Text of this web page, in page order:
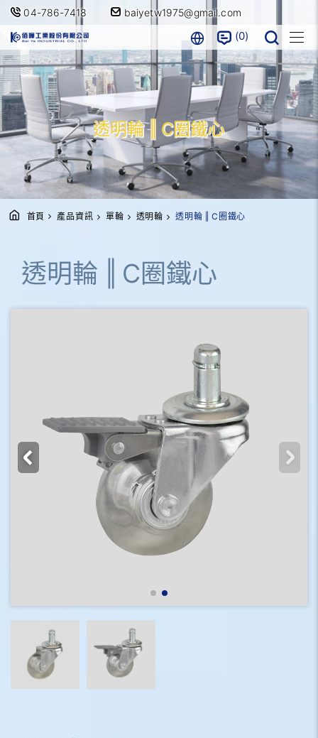
04-786-7418 baiyetw1975@gmail.com
0
透明輪 ‖ C圈鐵心
首頁 產品資訊 單輪 透明輪 透明輪 ‖ C圈鐵心
透明輪 ‖ C圈鐵心